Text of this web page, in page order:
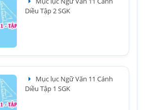
Diều Tập 2 SGK
Mục lục Ngữ Văn 11 Cánh
Diều Tập 1 SGK